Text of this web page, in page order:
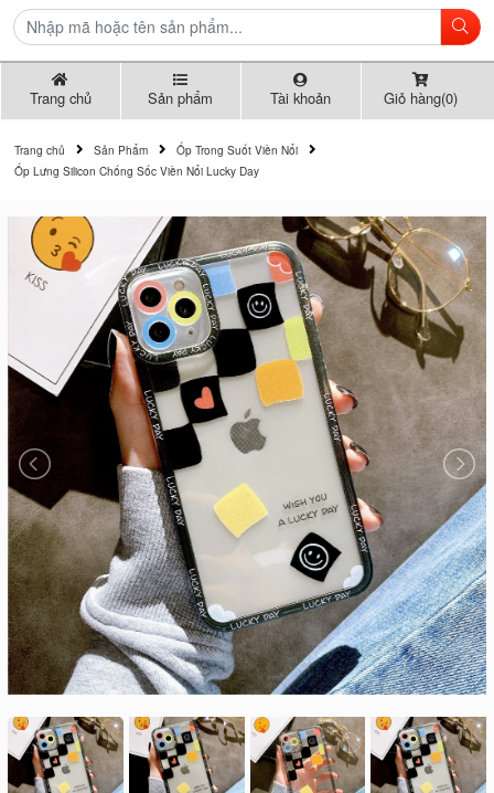
Trang chủ Sản phẩm Tài khoản Giỏ hàng(0)
Trang chủ Sản Phẩm
Ốp Trong Suốt Viền Nổi
Ốp Lưng Silicon Chống Sốc Viền Nổi Lucky Day